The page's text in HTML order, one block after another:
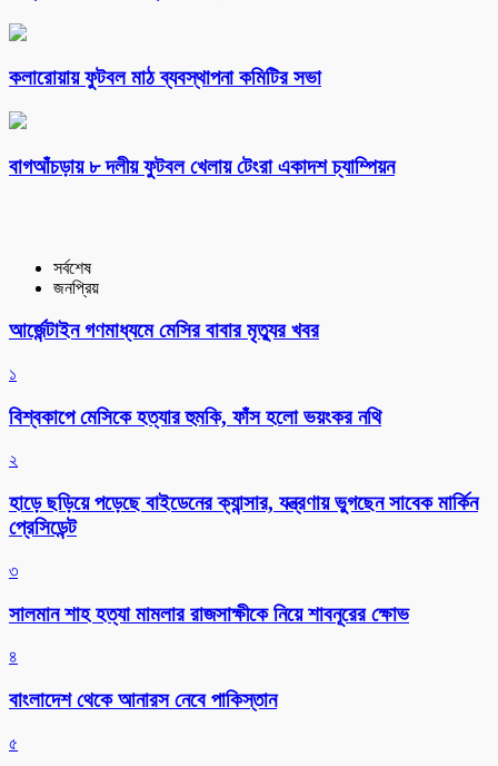
কলারোয়ায় ফুটবল মাঠ ব্যবস্থাপনা কমিটির সভা
বাগআঁচড়ায় ৮ দলীয় ফুটবল খেলায় টেংরা একাদশ চ্যাম্পিয়ন
সর্বশেষ
জনপ্রিয়
আর্জেন্টাইন গণমাধ্যমে মেসির বাবার মৃত্যুর খবর
১
বিশ্বকাপে মেসিকে হত্যার হুমকি, ফাঁস হলো ভয়ংকর নথি
২
হাড়ে ছড়িয়ে পড়েছে বাইডেনের ক্যান্সার, যন্ত্রণায় ভুগছেন সাবেক মার্কিন
প্রেসিডেন্ট
৩
সালমান শাহ হত্যা মামলার রাজসাক্ষীকে নিয়ে শাবনূরের ক্ষোভ
৪
বাংলাদেশ থেকে আনারস নেবে পাকিস্তান
৫